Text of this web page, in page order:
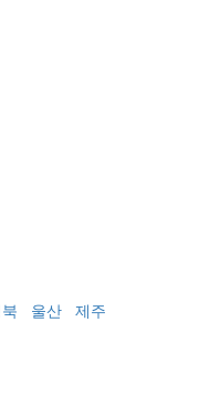
울산 제주